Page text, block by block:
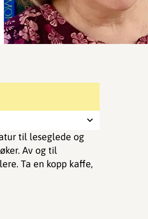
til leseglede og
Av og til
Ta en kopp kaffe,